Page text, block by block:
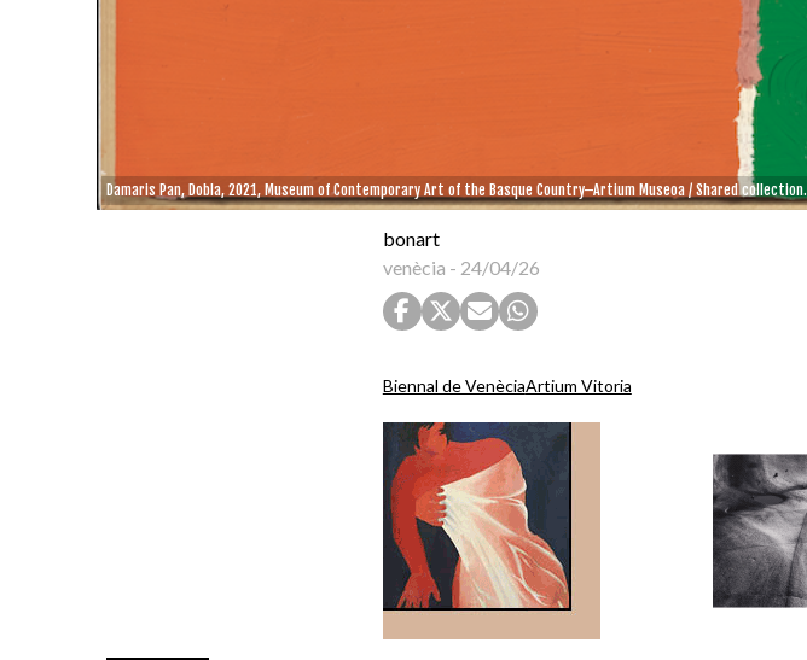
Damaris Pan, Dobla, 2021, Museum of Contemporary Art of the Basque Country–Artium Museoa / Shared collection.
bonart
venècia - 24/04/26
Biennal de VenèciaArtium Vitoria